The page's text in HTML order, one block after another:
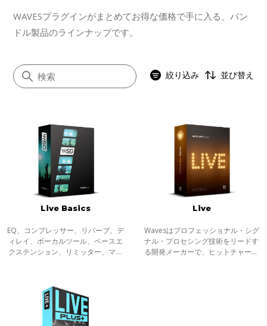
WAVESプラグインがまとめてお得な価格で手に入る、バン
ドル製品のラインナップです。
すべて
音楽制作
動画音声編集
ライブ
ポスプロ
絞り込み 並び替え
Live Basics
EQ、コンプレッサー、リバーブ、デ
ィレイ、ボーカルツール、ベースエ
クステンション、リミッター、マキ
グインが含まれています。
Live
Wavesはプロフェッショナル・シグ
ナル・プロセシング技術をリードす
る開発メーカーで、ヒットチャート